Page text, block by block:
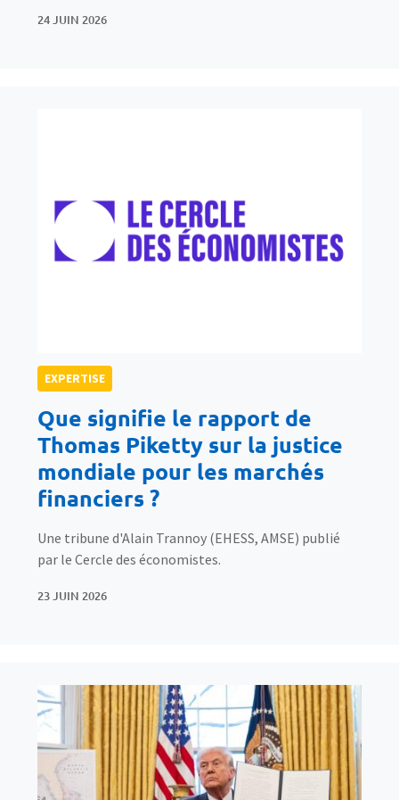
24 JUIN 2026
EXPERTISE
Que signifie le rapport de
Thomas Piketty sur la justice
mondiale pour les marchés
financiers ?
Une tribune d'Alain Trannoy (EHESS, AMSE) publié
par le Cercle des économistes.
23 JUIN 2026